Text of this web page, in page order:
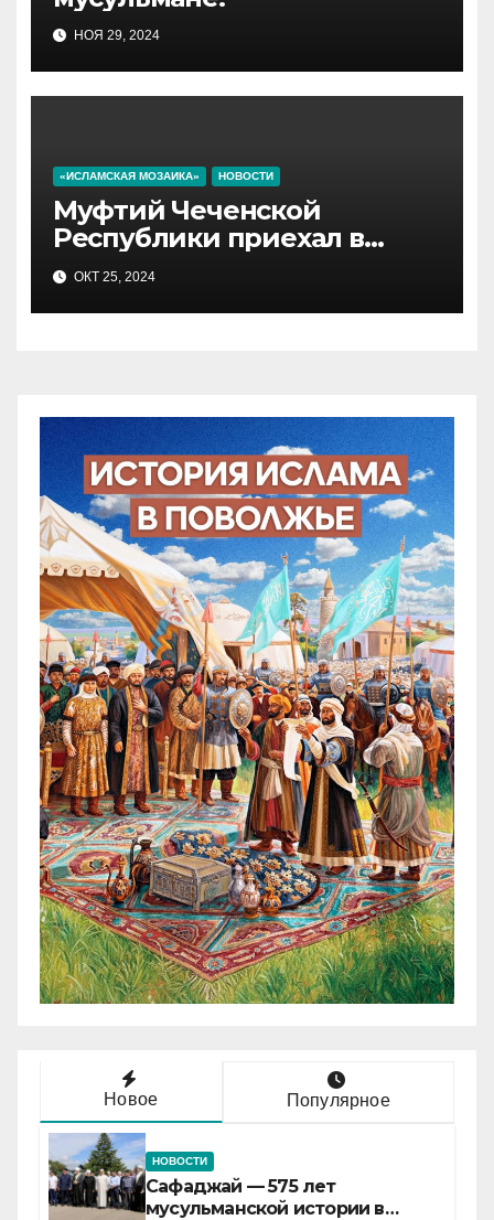
НОЯ 29, 2024
«ИСЛАМСКАЯ МОЗАИКА» НОВОСТИ
Муфтий Чеченской
Республики приехал в
самое крупное татарское
село
ОКТ 25, 2024
Новое Популярное
НОВОСТИ
Сафаджай — 575 лет
мусульманской истории в